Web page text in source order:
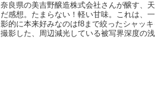
奈良県の美吉野醸造株式会社さんが醸す、
だ感想。たまらない！軽い甘味。これは、
影的に本来好みなのはf8まで絞ったシャッ
撮影した、周辺減光している被写界深度の